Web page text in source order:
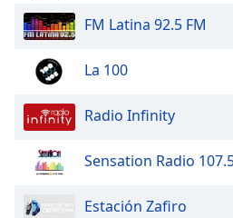
Text
Opacity
Background
Color
FM Latina 92.5 FM
La 100
Radio Infinity
Sensation Radio
Estación Zafiro